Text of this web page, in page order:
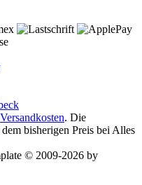
Versandkosten. Die
bisherigen Preis bei Alles
© 2009-2026 by